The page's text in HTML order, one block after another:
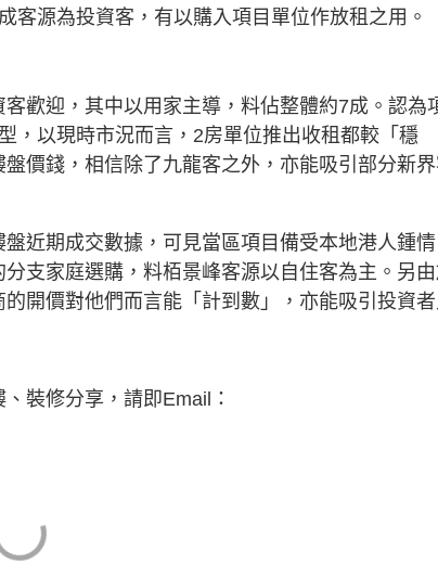
客源為投資客，有以購入項目單位作放租之用。
歡迎，其中以用家主導，料佔整體約7成。認為
，以現時市況而言，2房單位推出收租都較「穩
價錢，相信除了九龍客之外，亦能吸引部分新
近期成交數據，可見當區項目備受本地港人鍾
支家庭選購，料栢景峰客源以自住客為主。另
開價對他們而言能「計到數」，亦能吸引投資
裝修分享，請即Email：